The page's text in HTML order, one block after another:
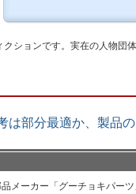
ションです。実在の人物団
は部分最適か、製品
メーカー「グーチョキパー